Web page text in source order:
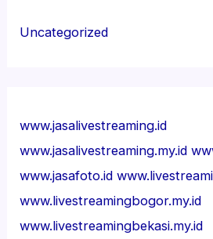
Uncategorized
www.jasalivestreaming.id
www.jasalivestreaming.my.id
www.jasafoto.id
www.livestreamingbogor.my.id
www.livestreamingbekasi.my.id